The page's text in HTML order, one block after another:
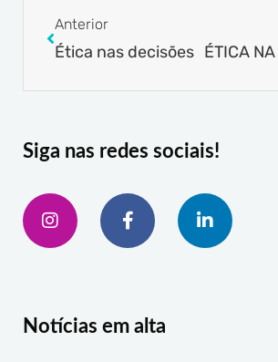
Anterior
Ética nas decisões
Siga nas redes sociais!
I
n
s
t
a
m
F
a
c
e
k
-
L
n
k
Notícias em alta